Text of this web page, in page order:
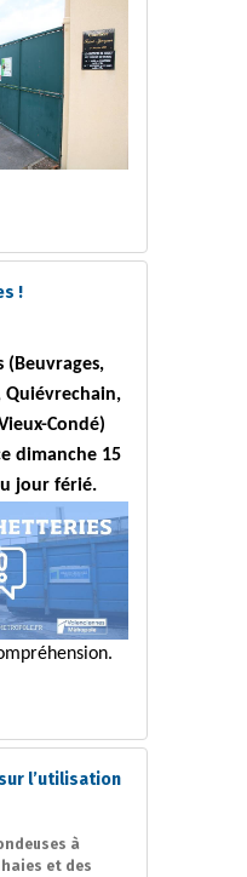
!
(Beuvrages,
Quiévrechain,
Condé)
dimanche 15
jour férié.
l’utilisation
à
et des